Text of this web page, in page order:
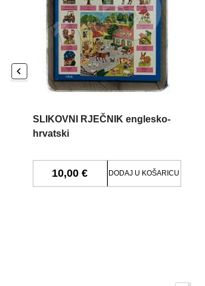
SLIKOVNI RJEČNIK englesko-
hrvatski
10,00 € DODAJ U KOŠARICU